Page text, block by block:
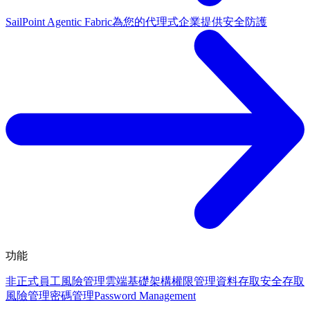
SailPoint Agentic Fabric為您的代理式企業提供安全防護
功能
非正式員工風險管理雲端基礎架構權限管理資料存取安全存取
風險管理密碼管理Password Management